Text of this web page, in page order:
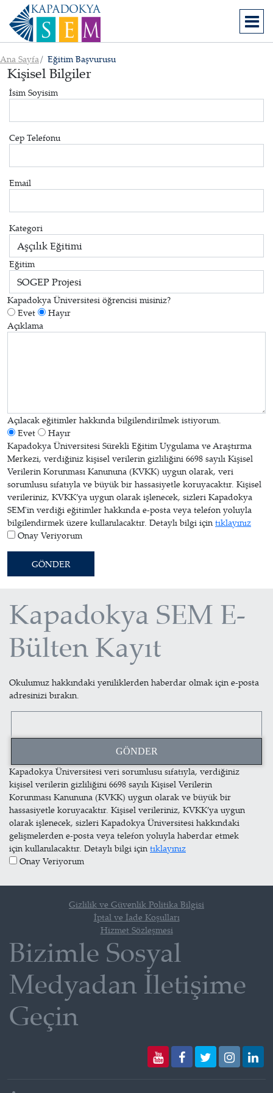
Ana Sayfa Eğitim Başvurusu
Kişisel Bilgiler
İsim Soyisim
Cep Telefonu
Email
Kategori
Eğitim
Kapadokya Üniversitesi öğrencisi misiniz?
Evet
Hayır
Açıklama
Açılacak eğitimler hakkında bilgilendirilmek istiyorum.
Evet
Hayır
Kapadokya Üniversitesi Sürekli Eğitim Uygulama ve Araştırma
Merkezi, verdiğiniz kişisel verilerin gizliliğini 6698 sayılı Kişisel
Verilerin Korunması Kanununa (KVKK) uygun olarak, veri
sorumlusu sıfatıyla ve büyük bir hassasiyetle koruyacaktır. Kişisel
verileriniz, KVKK’ya uygun olarak işlenecek, sizleri Kapadokya
SEM'in verdiği eğitimler hakkında e-posta veya telefon yoluyla
bilgilendirmek üzere kullanılacaktır. Detaylı bilgi için tıklayınız
Onay Veriyorum
Kapadokya SEM E-
Bülten Kayıt
Okulumuz hakkındaki yeniliklerden haberdar olmak için e-posta
adresinizi bırakın.
Kapadokya Üniversitesi veri sorumlusu sıfatıyla, verdiğiniz
kişisel verilerin gizliliğini 6698 sayılı Kişisel Verilerin
Korunması Kanununa (KVKK) uygun olarak ve büyük bir
hassasiyetle koruyacaktır. Kişisel verileriniz, KVKK’ya uygun
olarak işlenecek, sizleri Kapadokya Üniversitesi hakkındaki
gelişmelerden e-posta veya telefon yoluyla haberdar etmek
için kullanılacaktır. Detaylı bilgi için tıklayınız
Onay Veriyorum
Gizlilik ve Güvenlik Politika Bilgisi
İptal ve İade Koşulları
Hizmet Sözleşmesi
Bizimle Sosyal
Medyadan İletişime
Geçin